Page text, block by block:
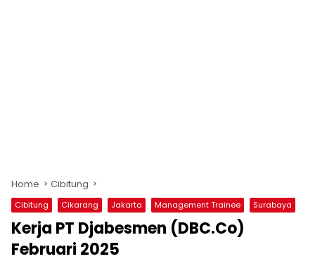
Home Cibitung
Cibitung Cikarang Jakarta Management Trainee Surabaya
Kerja PT Djabesmen (DBC.Co)
Februari 2025